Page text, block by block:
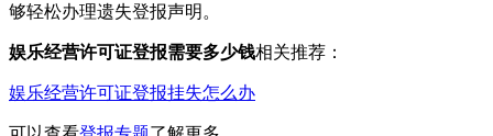
够轻松办理遗失登报声明。
娱乐经营许可证登报需要多少钱相关推荐：
娱乐经营许可证登报挂失怎么办